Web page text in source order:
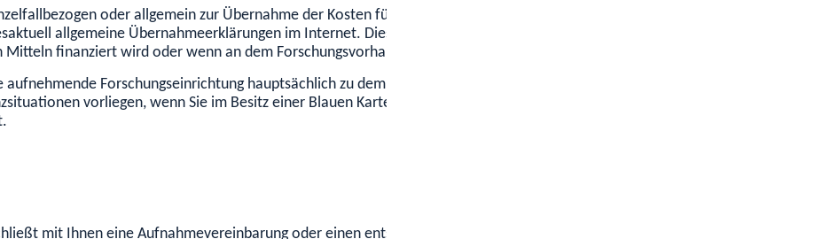
oder allgemein zur Übernahme der Kosten für den Lebensunterhalt verpflichten. Das Bundesamt für
allgemeine Übernahmeerklärungen im Internet. Diese ist nicht notwendig, wenn die Tätigkeit der
finanziert wird oder wenn an dem Forschungsvorhaben ein besonderes öffentliches Interesse besteht.
Forschungseinrichtung hauptsächlich zu dem Zweck gegründet wurde, die Einreise und den Aufenthalt von
vorliegen, wenn Sie im Besitz einer Blauen Karte EU sind oder, wenn die Forschungstätigkeit Bestandteil eines
mit Ihnen eine Aufnahmevereinbarung oder einen entsprechenden Vertrag.